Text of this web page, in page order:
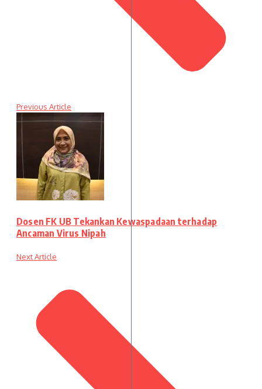
Previous Article
Dosen FK UB Tekankan Kewaspadaan terhadap
Ancaman Virus Nipah
Next Article